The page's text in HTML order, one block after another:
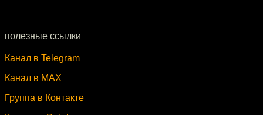
полезные ссылки
Канал в Telegram
Канал в MAX
Группа в Контакте